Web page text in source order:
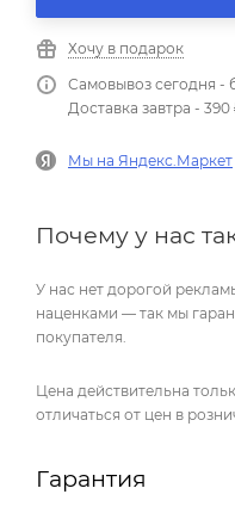
Хочу в подарок
Самовывоз сегодня -
Доставка завтра - 390
Мы на Яндекс.Маркет
Почему у нас
У нас нет дорогой
наценками — так мы
покупателя.
Цена действительна
отличаться от цен в
Гарантия